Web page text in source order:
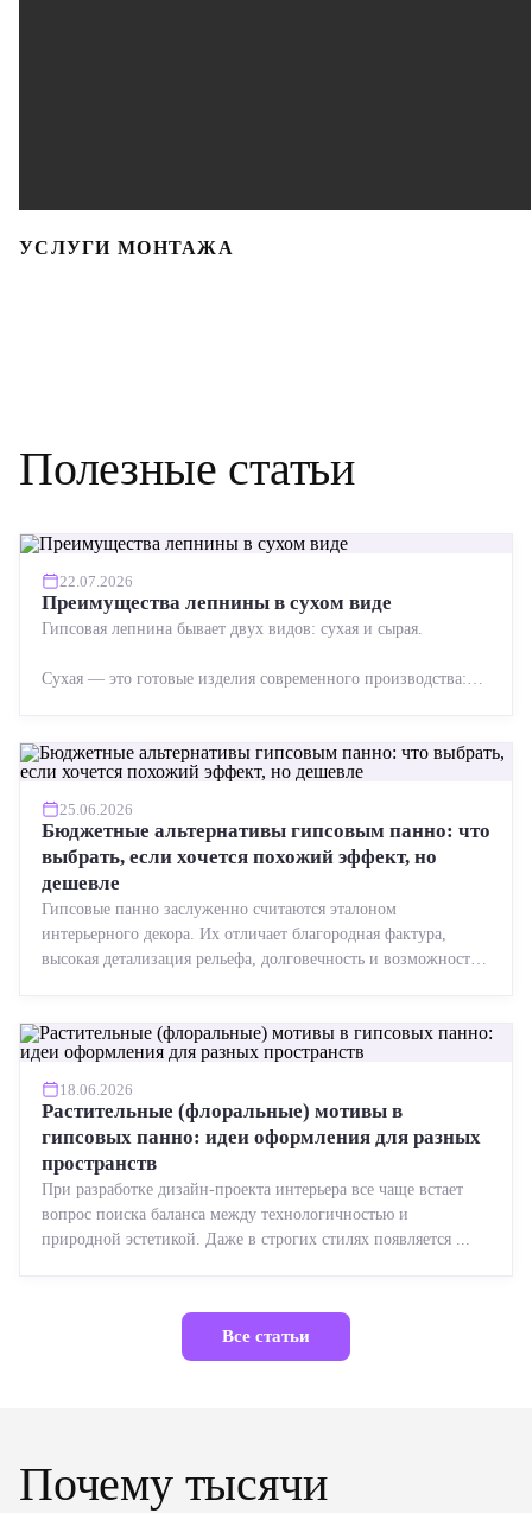
УСЛУГИ МОНТАЖА
Полезные статьи
22.07.2026
Преимущества лепнины в сухом виде
Гипсовая лепнина бывает двух видов: сухая и сырая.
Сухая — это готовые изделия современного производства:
25.06.2026
Бюджетные альтернативы гипсовым панно: что
выбрать, если хочется похожий эффект, но
дешевле
Гипсовые панно заслуженно считаются эталоном
интерьерного декора. Их отличает благородная фактура,
высокая детализация рельефа, долговечность и возможность
18.06.2026
Растительные (флоральные) мотивы в
гипсовых панно: идеи оформления для разных
пространств
При разработке дизайн-проекта интерьера все чаще встает
вопрос поиска баланса между технологичностью и
природной эстетикой. Даже в строгих стилях появляется ...
Все статьи
Почему тысячи